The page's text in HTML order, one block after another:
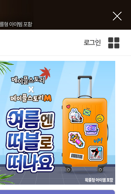
로그인
인